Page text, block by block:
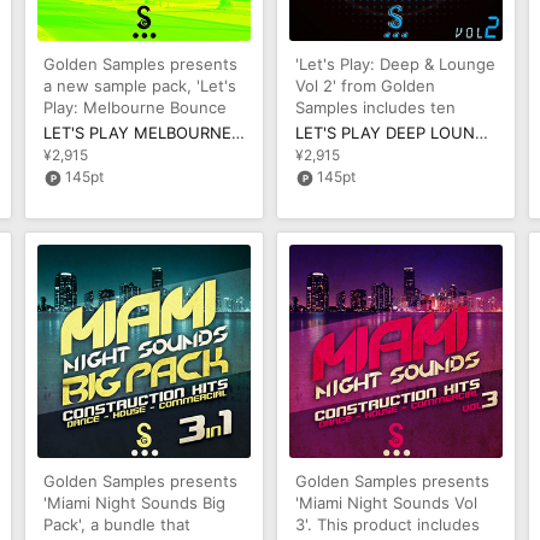
Golden Samples presents
a new sample pack, 'Let's
Play: Melbourne Bounce
Vol 1'. This product includLET'S PLAY MELBOURNE BOUNCE VOL 1
¥2,915
145pt
'Let's Play: Deep & Lounge
Vol 2' from Golden
Samples includes ten
fantastic House
Construction Kits
LET'S PLAY DEEP LOUNGE VOL 2
¥2,915
145pt
Golden Samples presents
'Miami Night Sounds Big
Pack', a bundle that
Golden Samples presents
'Miami Night Sounds Vol
3'. This product includes